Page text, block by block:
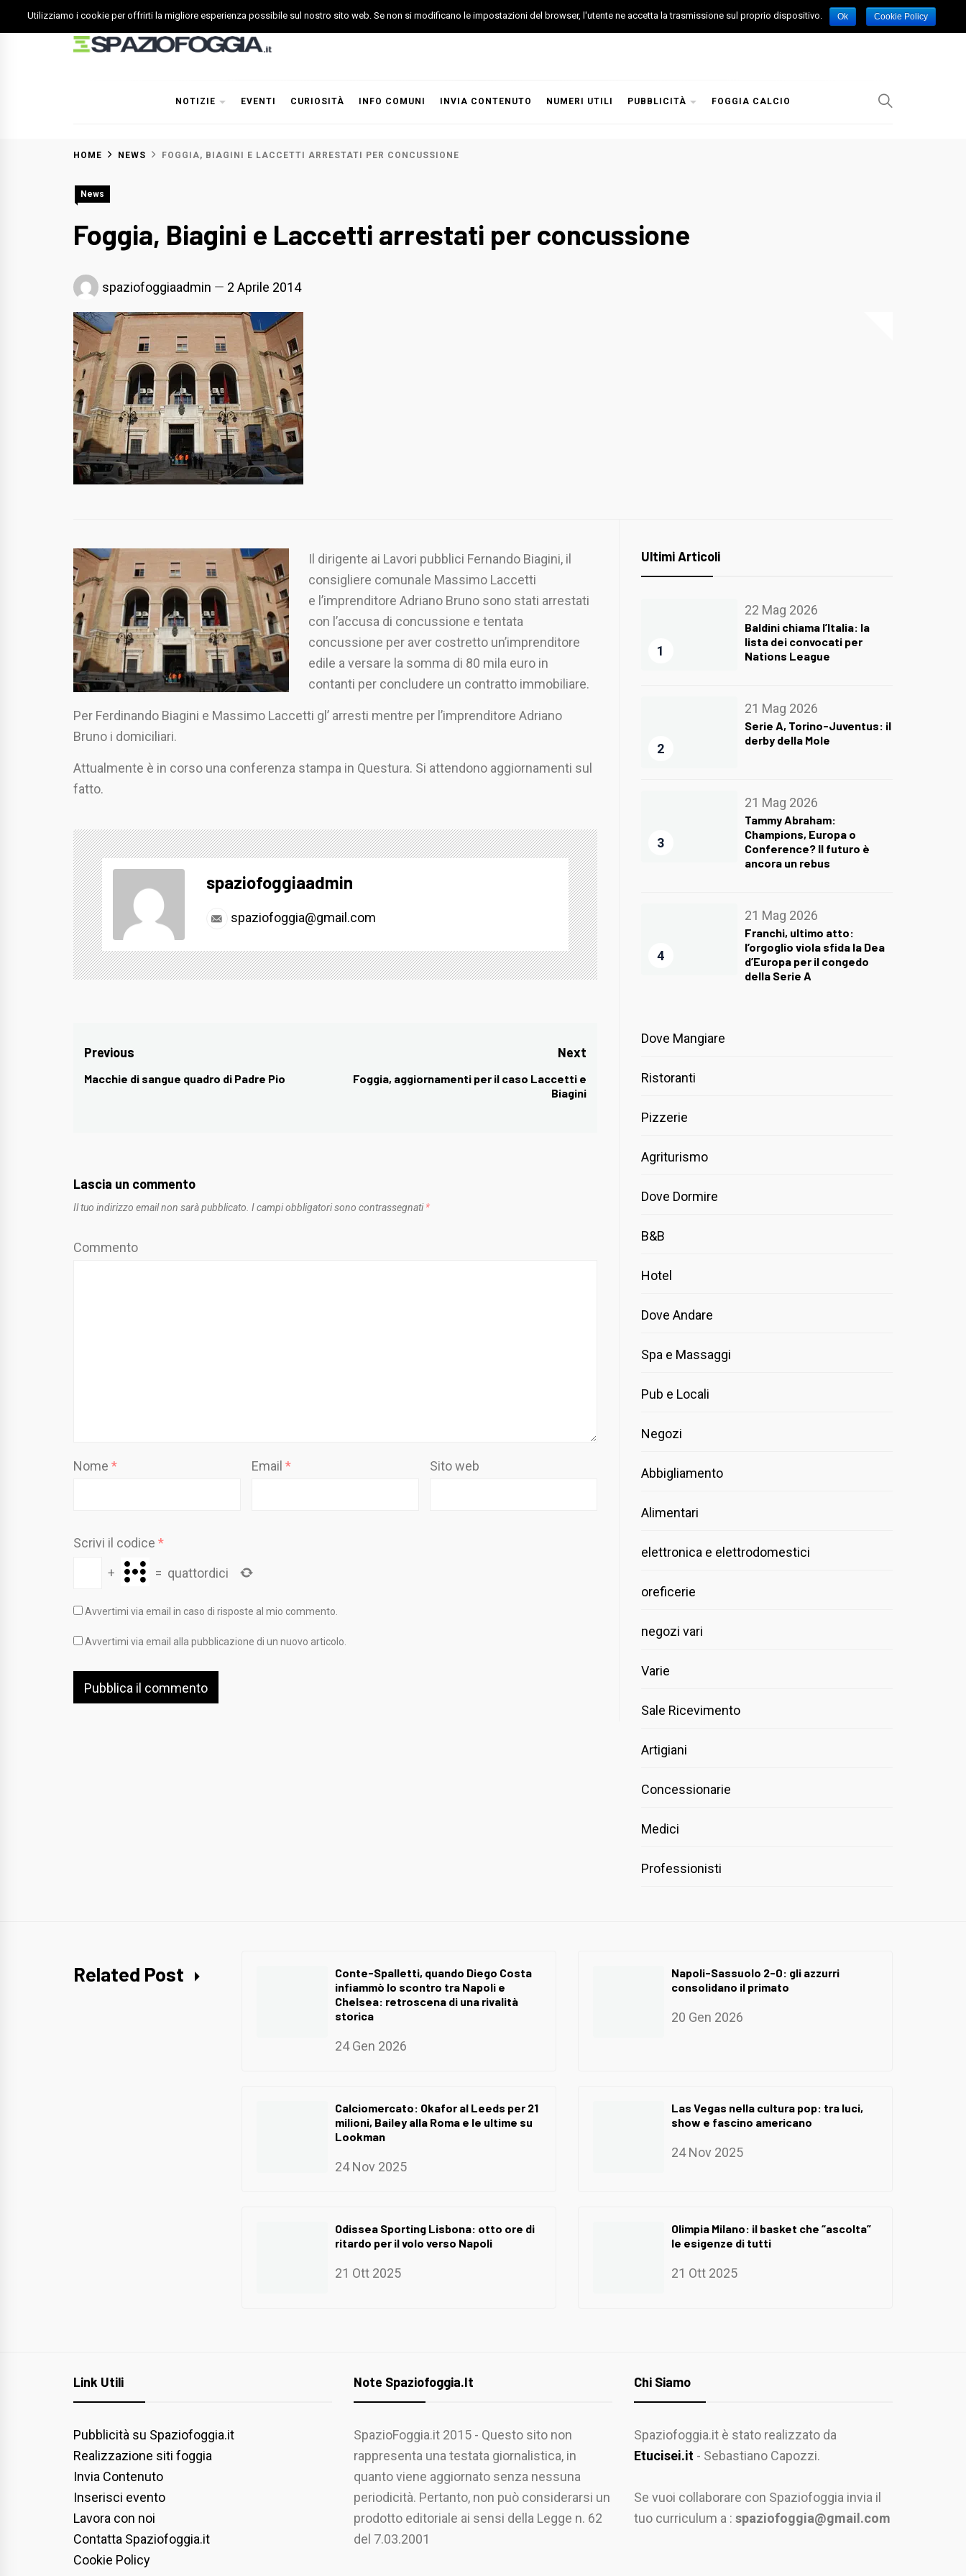
to
NOTIZIE EVENTI CURIOSITÀ INFO COMUNI INVIA CONTENUTO NUMERI UTILI PUBBLICITÀ FOGGIA CALCIO
HOME NEWS FOGGIA, BIAGINI E LACCETTI ARRESTATI PER CONCUSSIONE
News
Foggia, Biagini e Laccetti arrestati per concussione
spaziofoggiaadmin 2 Aprile 2014
Il dirigente ai Lavori pubblici Fernando Biagini, il
consigliere comunale Massimo Laccetti
e l’imprenditore Adriano Bruno sono stati arrestati
con l’accusa di concussione e tentata
concussione per aver costretto un’imprenditore
edile a versare la somma di 80 mila euro in
contanti per concludere un contratto immobiliare.
Per Ferdinando Biagini e Massimo Laccetti gl’ arresti mentre per l’imprenditore Adriano
Bruno i domiciliari.
Attualmente è in corso una conferenza stampa in Questura. Si attendono aggiornamenti sul
fatto.
spaziofoggiaadmin
spaziofoggia@gmail.com
Navigazione
articoli
Previous
Previous
Macchie di sangue quadro di Padre Pio
Next
Next
post:
Foggia, aggiornamenti per il caso Laccetti e
Biagini
Lascia un commento
Il tuo indirizzo email non sarà pubblicato. I campi obbligatori sono contrassegnati *
Commento
Nome * Email * Sito web
Scrivi il codice *
+
= quattordici
Avvertimi via email in caso di risposte al mio commento.
Avvertimi via email alla pubblicazione di un nuovo articolo.
Ultimi Articoli
1
22 Mag 2026
Baldini chiama l’Italia: la
lista dei convocati per
Nations League
2
21 Mag 2026
Serie A, Torino-Juventus: il
derby della Mole
3
21 Mag 2026
Tammy Abraham:
Champions, Europa o
Conference? Il futuro è
ancora un rebus
4
21 Mag 2026
Franchi, ultimo atto:
l’orgoglio viola sfida la Dea
d’Europa per il congedo
della Serie A
Dove Mangiare
Ristoranti
Pizzerie
Agriturismo
Dove Dormire
B&B
Hotel
Dove Andare
Spa e Massaggi
Pub e Locali
Negozi
Abbigliamento
Alimentari
elettronica e elettrodomestici
oreficerie
negozi vari
Varie
Sale Ricevimento
Artigiani
Concessionarie
Medici
Professionisti
Related Post
Conte-Spalletti, quando Diego Costa
infiammò lo scontro tra Napoli e
Chelsea: retroscena di una rivalità
storica
24 Gen 2026
Napoli-Sassuolo 2-0: gli azzurri
consolidano il primato
20 Gen 2026
Calciomercato: Okafor al Leeds per 21
milioni, Bailey alla Roma e le ultime su
Lookman
24 Nov 2025
Las Vegas nella cultura pop: tra luci,
show e fascino americano
24 Nov 2025
Odissea Sporting Lisbona: otto ore di
ritardo per il volo verso Napoli
21 Ott 2025
Olimpia Milano: il basket che “ascolta”
le esigenze di tutti
21 Ott 2025
Link Utili
Pubblicità su Spaziofoggia.it
Realizzazione siti foggia
Invia Contenuto
Inserisci evento
Lavora con noi
Contatta Spaziofoggia.it
Cookie Policy
Note Spaziofoggia.it
SpazioFoggia.it 2015 - Questo sito non
rappresenta una testata giornalistica, in
quanto viene aggiornato senza nessuna
periodicità. Pertanto, non può considerarsi un
prodotto editoriale ai sensi della Legge n. 62
del 7.03.2001
Chi Siamo
Spaziofoggia.it è stato realizzato da
Etucisei.it - Sebastiano Capozzi.
Se vuoi collaborare con Spaziofoggia invia il
tuo curriculum a : spaziofoggia@gmail.com
Utilizziamo i cookie per offrirti la migliore esperienza possibile sul nostro sito web. Se non si modificano le impostazioni del browser, l'utente ne accetta la trasmissione sul proprio dispositivo. Ok Cookie Policy